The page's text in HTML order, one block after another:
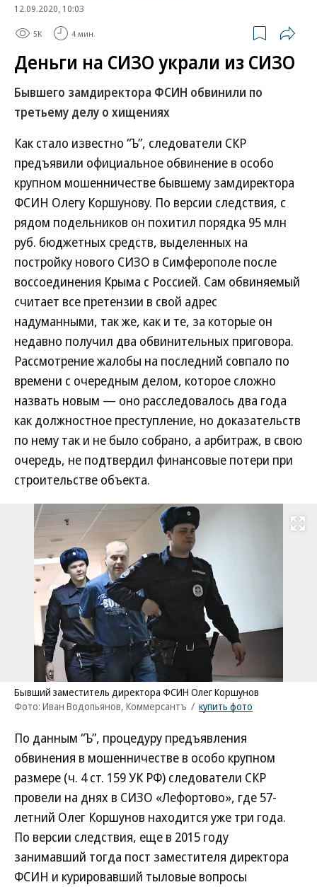
12.09.2020, 10:03
5K 4 мин.
Деньги на СИЗО украли из СИЗО
Бывшего замдиректора ФСИН обвинили по
третьему делу о хищениях
Как стало известно “Ъ”, следователи СКР
предъявили официальное обвинение в особо
крупном мошенничестве бывшему замдиректора
ФСИН Олегу Коршунову. По версии следствия, с
рядом подельников он похитил порядка 95 млн
руб. бюджетных средств, выделенных на
постройку нового СИЗО в Симферополе после
воссоединения Крыма с Россией. Сам обвиняемый
считает все претензии в свой адрес
надуманными, так же, как и те, за которые он
недавно получил два обвинительных приговора.
Рассмотрение жалобы на последний совпало по
времени с очередным делом, которое сложно
назвать новым — оно расследовалось два года
как должностное преступление, но доказательств
по нему так и не было собрано, а арбитраж, в свою
очередь, не подтвердил финансовые потери при
строительстве объекта.
Развернуть
Бывший заместитель директора ФСИН Олег Коршунов
Фото: Иван Водопьянов, Коммерсантъ / купить фото
По данным “Ъ”, процедуру предъявления
обвинения в мошенничестве в особо крупном
размере (ч. 4 ст. 159 УК РФ) следователи СКР
провели на днях в СИЗО «Лефортово», где 57-
летний Олег Коршунов находится уже три года.
По версии следствия, еще в 2015 году
занимавший тогда пост заместителя директора
ФСИН и курировавший тыловые вопросы